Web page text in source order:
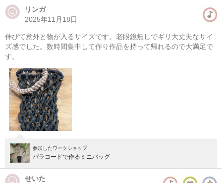
マクラメ編みハンギングプランター(初心者）
東京 （東横線）学芸大学駅から徒歩14分
08/10(月) 11:00-14:00
東京 （東横線）学芸大学駅から徒歩14分
リンガ
2025年11月18日
伸びて意外と物が入るサイズです。老眼鏡無しでギリ大丈夫なサイ
ズ感でした。数時間集中して作り作品を持って帰れるので大満足で
す。
参加したワークショップ
パラコードで作るミニバッグ
せいた